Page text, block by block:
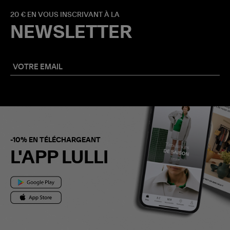
20 € EN VOUS INSCRIVANT À LA
NEWSLETTER
-10% EN TÉLÉCHARGEANT
L'APP LULLI